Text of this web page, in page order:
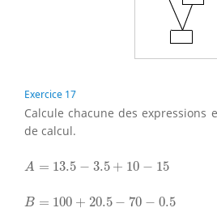
Exercice 17
Calcule chacune des expressions
de calcul.
A = 13.5 − 3.5 + 10 − 15
A 13.5 − 3.5+10 −15
B = 100 + 20.5 − 70 − 0.5
B= 100+ 20.5 −70 −0.5